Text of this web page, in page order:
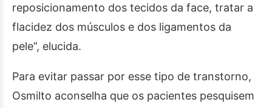
reposicionamento dos tecidos da face, tratar a
flacidez dos músculos e dos ligamentos da
pele”, elucida.
Para evitar passar por esse tipo de transtorno,
Osmilto aconselha que os pacientes pesquisem